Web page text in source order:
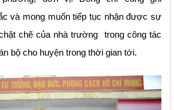
và mong muốn tiếp tục nhận được sự
chẽ của nhà trường
trong công tác
bộ cho huyện trong thời gian tới.